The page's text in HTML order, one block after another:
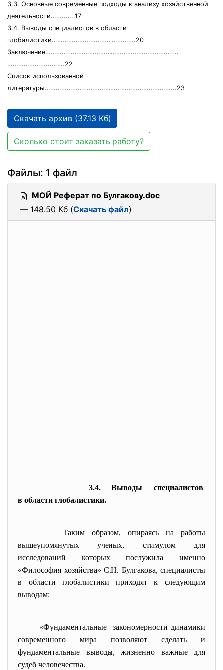
3.3. Основные современные подходы к анализу хозяйственной
деятельности……..…..17
3.4. Выводы специалистов в области
глобалистики……………………………………….20
Заключение……………………………………………………………….
…………………...…….22
Список использованной
литературы……………………………………………………………...23
Скачать архив (37.13 Кб)
Сколько стоит заказать работу?
Файлы: 1 файл
МОЙ Реферат по Булгакову.doc
— 148.50 Кб (Скачать файл)
3.4. Выводы специалистов
в области глобалистики.
Таким образом, опираясь на работы
вышеупомянутых ученых, стимулом для
исследований которых послужила именно
«Философия хозяйства» С.Н. Булгакова, специалисты
в области глобалистики приходят к следующим
выводам:
«Фундаментальные закономерности динамики
современного мира позволяют сделать и
фундаментальные выводы, жизненно важные для
судеб человечества.